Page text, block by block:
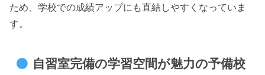
ため、学校での成績アップにも直結しやすくなっていま
す。
自習室完備の学習空間が魅力の予備校